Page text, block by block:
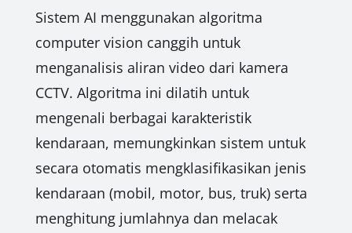
Sistem AI menggunakan algoritma
computer vision canggih untuk
menganalisis aliran video dari kamera
CCTV. Algoritma ini dilatih untuk
mengenali berbagai karakteristik
kendaraan, memungkinkan sistem untuk
secara otomatis mengklasifikasikan jenis
kendaraan (mobil, motor, bus, truk) serta
menghitung jumlahnya dan melacak